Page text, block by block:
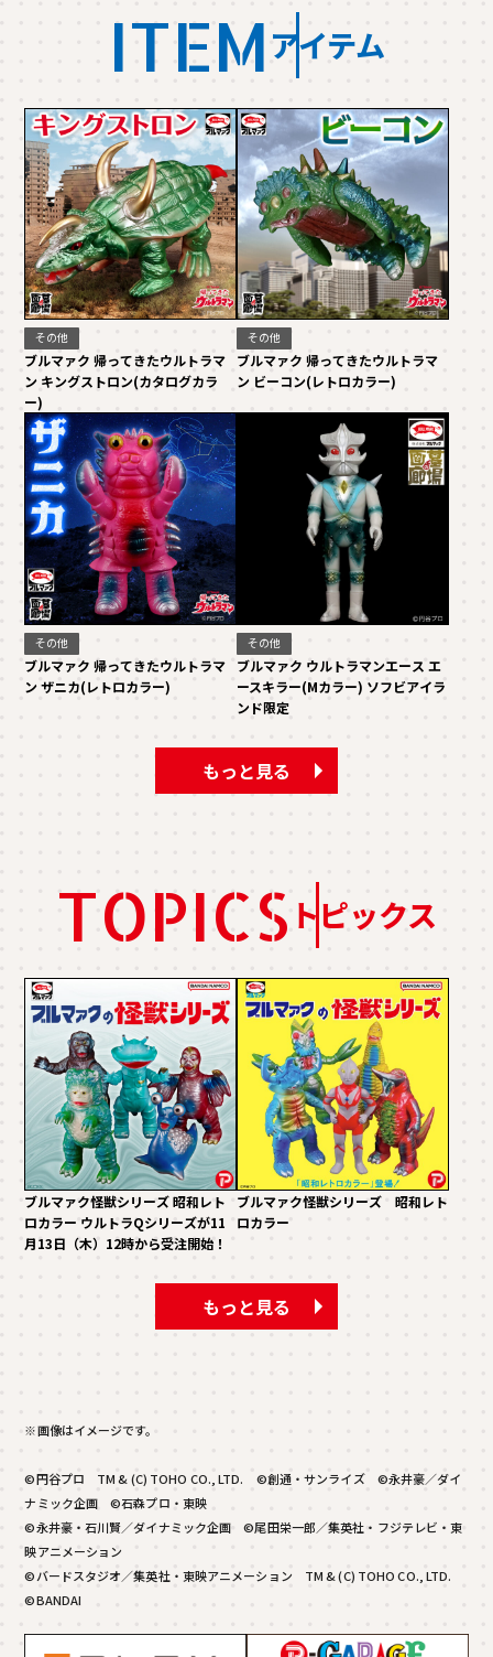
ITEM アイテム
その他
ブルマァク 帰ってきたウルトラマ
ン キングストロン(カタログカラ
ー)
その他
ブルマァク 帰ってきたウルトラマ
ン ビーコン(レトロカラー)
その他
ブルマァク 帰ってきたウルトラマ
ン ザニカ(レトロカラー)
その他
ブルマァク ウルトラマンエース エ
ースキラー(Mカラー) ソフビアイラ
ンド限定
もっと見る
TOPICS トピックス
ブルマァク怪獣シリーズ 昭和レト
ロカラー ウルトラQシリーズが11
月13日（木）12時から受注開始！
ブルマァク怪獣シリーズ 昭和レト
ロカラー
もっと見る
※画像はイメージです。
©円谷プロ TM & (C) TOHO CO., LTD. ©創通・サンライズ ©永井豪／ダイ
ナミック企画 ©石森プロ・東映
©永井豪・石川賢／ダイナミック企画 ©尾田栄一郎／集英社・フジテレビ・東
映アニメーション
©バードスタジオ／集英社・東映アニメーション TM & (C) TOHO CO., LTD.
©BANDAI